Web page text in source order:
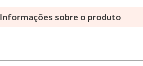
Informações sobre o produto